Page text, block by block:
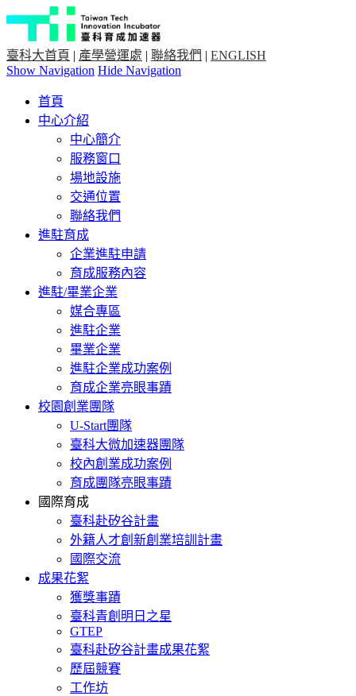
臺科大首頁 | 產學營運處 | 聯絡我們 | ENGLISH
Show Navigation Hide Navigation
首頁
中心介紹
中心簡介
服務窗口
場地設施
交通位置
聯絡我們
進駐育成
企業進駐申請
育成服務內容
進駐/畢業企業
媒合專區
進駐企業
畢業企業
進駐企業成功案例
育成企業亮眼事蹟
校園創業團隊
U-Start團隊
臺科大微加速器團隊
校內創業成功案例
育成團隊亮眼事蹟
國際育成
臺科赴矽谷計畫
外籍人才創新創業培訓計畫
國際交流
成果花絮
獲獎事蹟
臺科青創明日之星
GTEP
臺科赴矽谷計畫成果花絮
歷屆競賽
工作坊